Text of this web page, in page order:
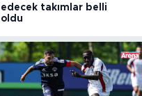
edecek takımlar belli
oldu